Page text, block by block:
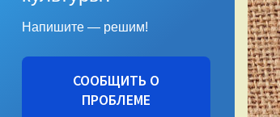
Напишите — решим!
СООБЩИТЬ О
ПРОБЛЕМЕ